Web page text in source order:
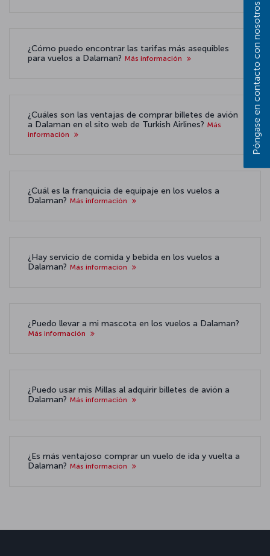
¿Cómo puedo encontrar las tarifas más asequibles
para vuelos a Dalaman? Más información
¿Cuáles son las ventajas de comprar billetes de avión
a Dalaman en el sito web de Turkish Airlines? Más
información
¿Cuál es la franquicia de equipaje en los vuelos a
Dalaman? Más información
¿Hay servicio de comida y bebida en los vuelos a
Dalaman? Más información
¿Puedo llevar a mi mascota en los vuelos a Dalaman?
Más información
¿Puedo usar mis Millas al adquirir billetes de avión a
Dalaman? Más información
¿Es más ventajoso comprar un vuelo de ida y vuelta a
Dalaman? Más información
Póngase en contacto con nosotros